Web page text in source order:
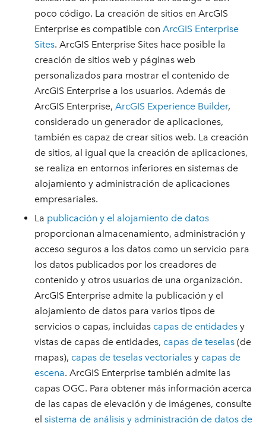
poco código. La creación de sitios en ArcGIS
Enterprise es compatible conArcGIS Enterprise
Sites. ArcGIS Enterprise Sites hace posible la
creación de sitios web y páginas web
personalizados para mostrar el contenido de
ArcGIS Enterprise a los usuarios. Además de
ArcGIS Enterprise,ArcGIS Experience Builder,
considerado un generador de aplicaciones,
también es capaz de crear sitios web. La creación
de sitios, al igual que la creación de aplicaciones,
se realiza en entornos inferiores en sistemas de
alojamiento y administración de aplicaciones
empresariales.
La publicación y el alojamiento de datos
proporcionan almacenamiento, administración y
acceso seguros a los datos como un servicio para
los datos publicados por los creadores de
contenido y otros usuarios de una organización.
ArcGIS Enterprise admite la publicación y el
alojamiento de datos para varios tipos de
servicios o capas, incluidas capas de entidades y
vistas de capas de entidades, capas de teselas (de
mapas), capas de teselas vectoriales y capas de
escena. ArcGIS Enterprise también admite las
capas OGC. Para obtener más información acerca
de las capas de elevación y de imágenes, consulte
elsistema de análisis y administración de datos de